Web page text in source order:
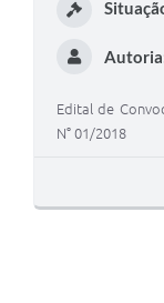
Agenda
Diário Oficial
Edital de
N° 01/2018